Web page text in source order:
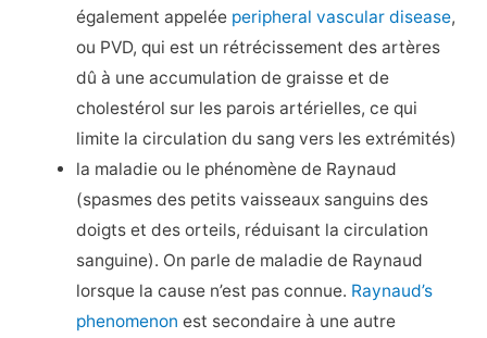
également appelée peripheral vascular disease,
ou PVD, qui est un rétrécissement des artères
dû à une accumulation de graisse et de
cholestérol sur les parois artérielles, ce qui
limite la circulation du sang vers les extrémités)
la maladie ou le phénomène de Raynaud
(spasmes des petits vaisseaux sanguins des
doigts et des orteils, réduisant la circulation
sanguine). On parle de maladie de Raynaud
lorsque la cause n’est pas connue. Raynaud’s
phenomenon est secondaire à une autre